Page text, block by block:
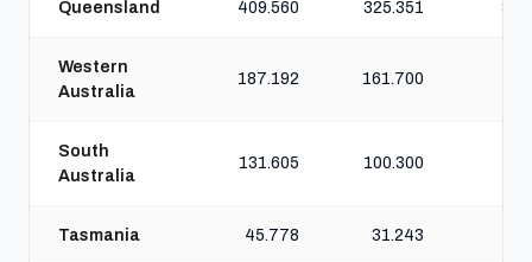
Queensland 409.560 325.351
Western
Australia
187.192 161.700
South
Australia
131.605 100.300
Tasmania 45.778 31.243